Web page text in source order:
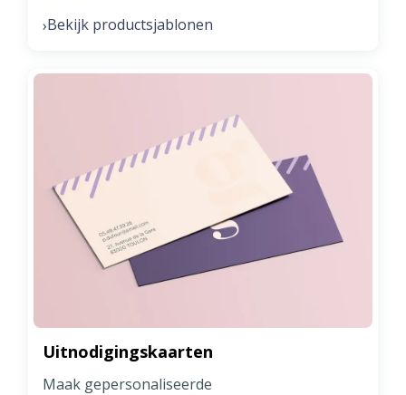
›Bekijk productsjablonen
Uitnodigingskaarten
Maak gepersonaliseerde